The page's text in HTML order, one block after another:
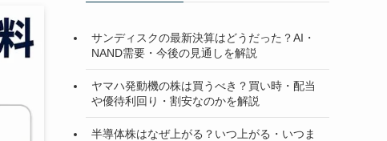
サンディスクの最新決算はどうだった？AI・
NAND需要・今後の見通しを解説
ヤマハ発動機の株は買うべき？買い時・配当
や優待利回り・割安なのかを解説
半導体株はなぜ上がる？いつ上がる・いつま